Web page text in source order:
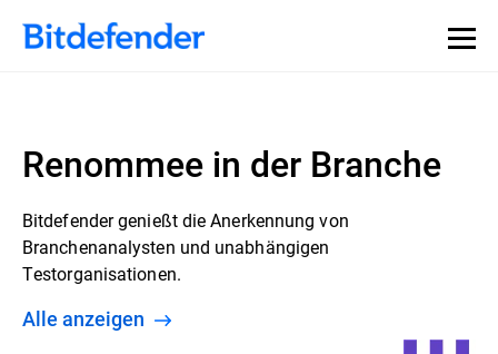
Renommee in der Branche
Bitdefender genießt die Anerkennung von
Branchenanalysten und unabhängigen
Testorganisationen.
Alle anzeigen